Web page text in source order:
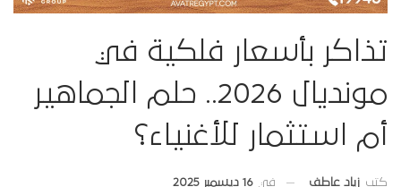
تذاكر بأسعار فلكية في
مونديال 2026.. حلم الجماهير
أم استثمار للأغنياء؟
كتب زياد عاطف في 16 ديسمبر 2025